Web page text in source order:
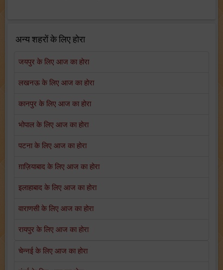
अन्य शहरों के लिए होरा
जयपुर के लिए आज का होरा
लखनऊ के लिए आज का होरा
कानपुर के लिए आज का होरा
भोपाल के लिए आज का होरा
पटना के लिए आज का होरा
ग़ाज़ियाबाद के लिए आज का होरा
इलाहाबाद के लिए आज का होरा
वाराणसी के लिए आज का होरा
रायपुर के लिए आज का होरा
चेन्नई के लिए आज का होरा